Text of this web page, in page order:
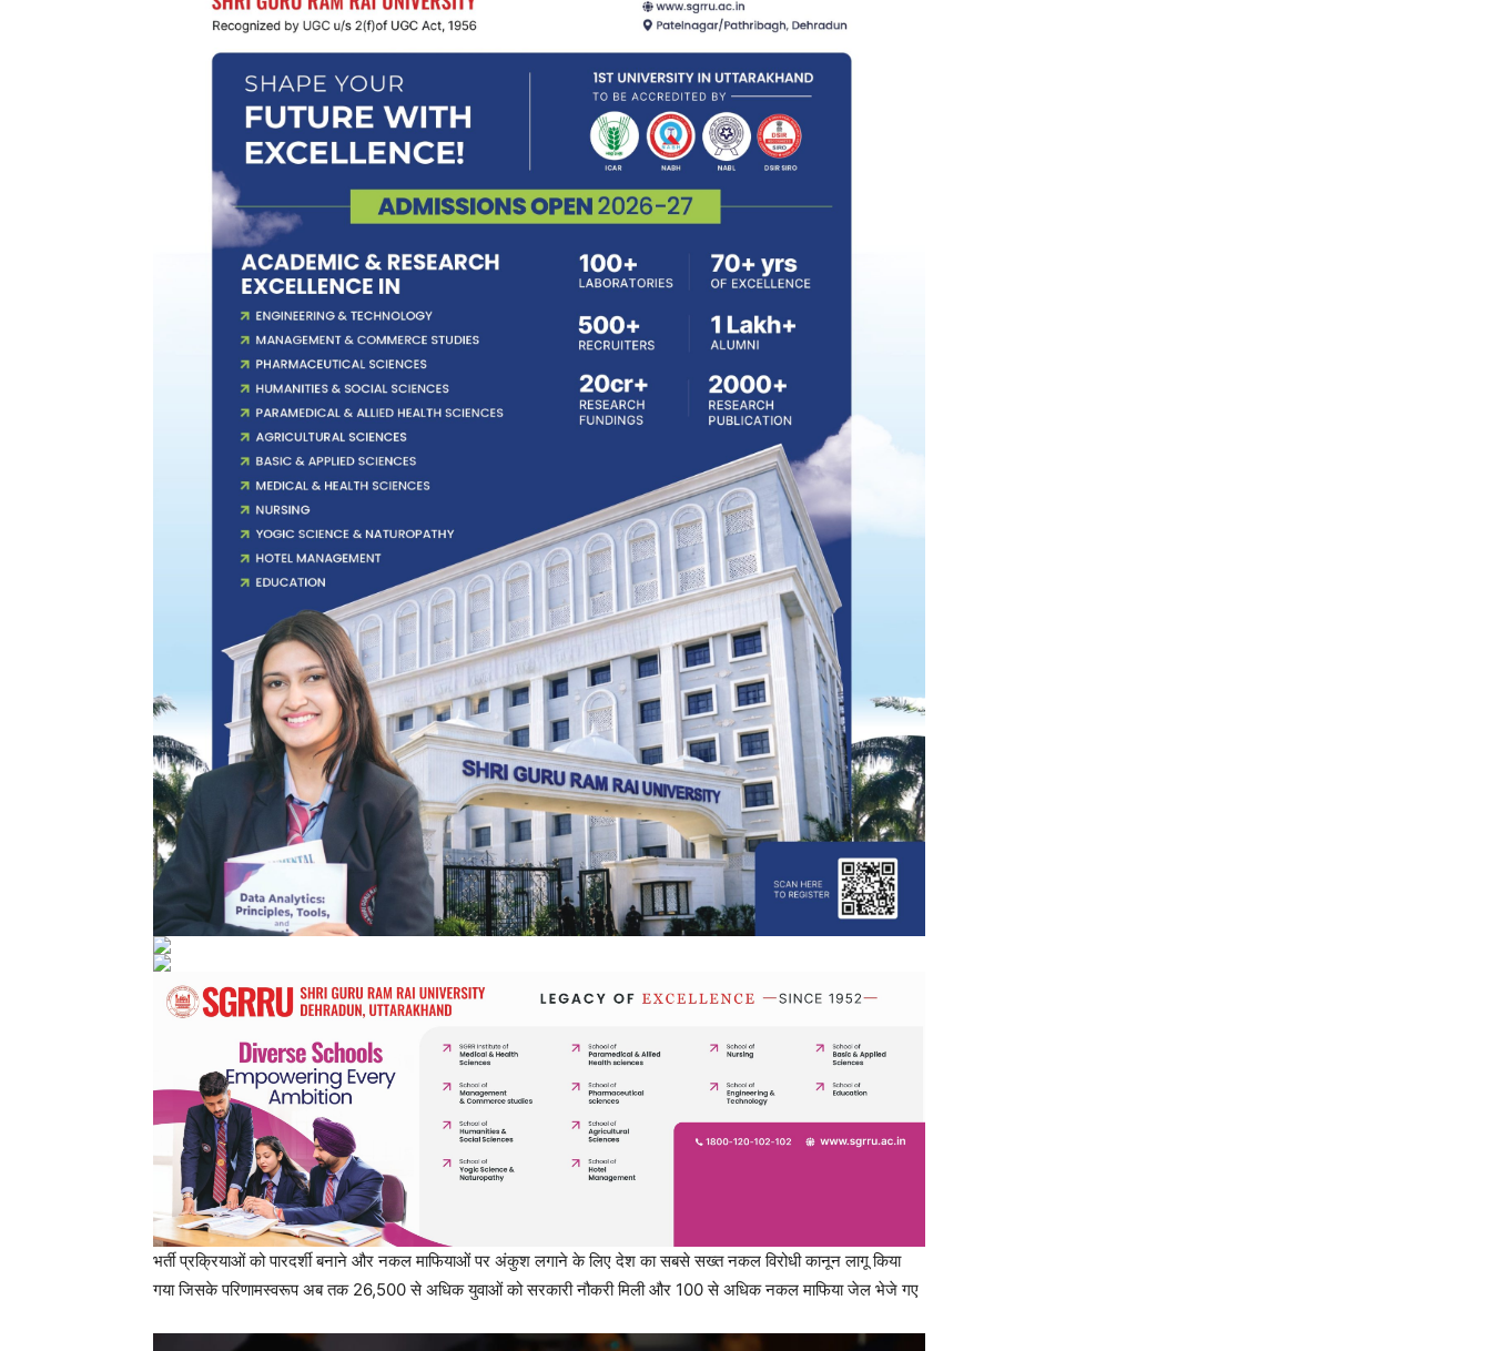
भर्ती प्रक्रियाओं को पारदर्शी बनाने और नकल माफियाओं पर अंकुश लगाने के लिए देश का सबसे सख्त नकल विरोधी कानून लागू किया
गया जिसके परिणामस्वरूप अब तक 26,500 से अधिक युवाओं को सरकारी नौकरी मिली और 100 से अधिक नकल माफिया जेल भेजे गए